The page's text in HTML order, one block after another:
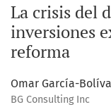
La crisis del
inversiones
reforma
Omar García-
BG Consulting Inc